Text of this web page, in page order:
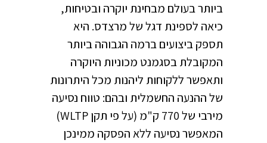
ביותר בעולם מבחינת יוקרה ובטיחות,
כיאה לספינת דגל של מרצדס. היא
תספק ביצועים ברמה הגבוהה ביותר
המקובלת בסגמנט מכוניות היוקרה
ותאפשר ללקוחות ליהנות מכל היתרונות
של ההנעה החשמלית ובהם: טווח נסיעה
מירבי של 770 ק"מ (על פי תקן WLTP)
המאפשר נסיעה ללא הפסקה ממינכן